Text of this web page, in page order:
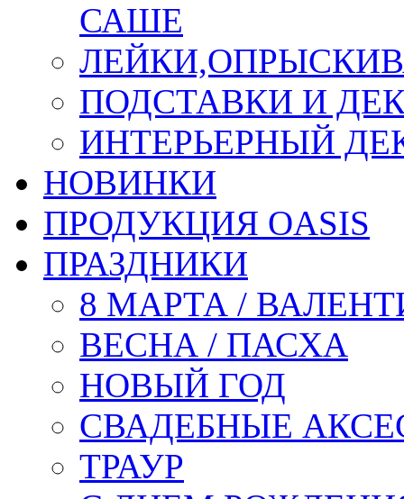
САШЕ
ПОДСТАВКИ И
ИНТЕРЬЕРНЫЙ
НОВИНКИ
ПРОДУКЦИЯ OASIS
ПРАЗДНИКИ
8 МАРТА /
ВЕСНА / ПАСХА
НОВЫЙ ГОД
СВАДЕБНЫЕ
ТРАУР